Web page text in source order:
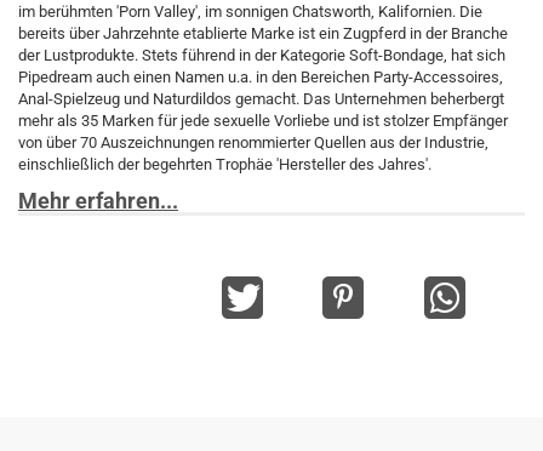
im berühmten 'Porn Valley', im sonnigen Chatsworth, Kalifornien. Die
bereits über Jahrzehnte etablierte Marke ist ein Zugpferd in der Branche
der Lustprodukte. Stets führend in der Kategorie Soft-Bondage, hat sich
Pipedream auch einen Namen u.a. in den Bereichen Party-Accessoires,
Anal-Spielzeug und Naturdildos gemacht. Das Unternehmen beherbergt
mehr als 35 Marken für jede sexuelle Vorliebe und ist stolzer Empfänger
von über 70 Auszeichnungen renommierter Quellen aus der Industrie,
einschließlich der begehrten Trophäe 'Hersteller des Jahres'.
Mehr erfahren...